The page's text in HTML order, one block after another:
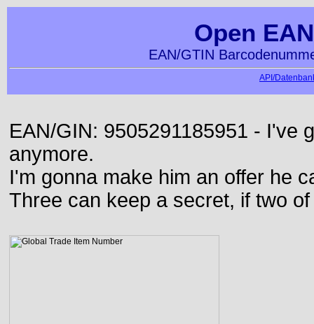
Open
EAN/GTIN
API/
EAN/GIN: 9505291185951 - I've
anymore.
I'm gonna make him an offer he
Three can keep a secret, if two